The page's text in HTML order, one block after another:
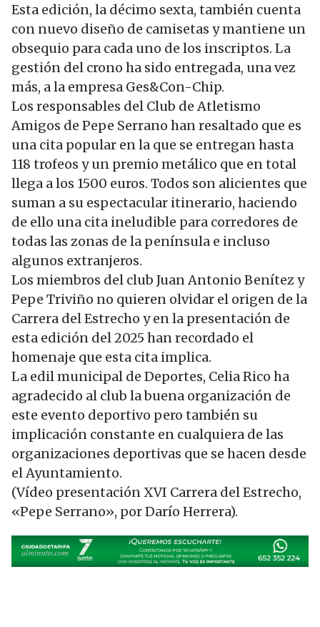
Esta edición, la décimo sexta, también cuenta
con nuevo diseño de camisetas y mantiene un
obsequio para cada uno de los inscriptos. La
gestión del crono ha sido entregada, una vez
más, a la empresa Ges&Con-Chip.
Los responsables del Club de Atletismo
Amigos de Pepe Serrano han resaltado que es
una cita popular en la que se entregan hasta
118 trofeos y un premio metálico que en total
llega a los 1500 euros. Todos son alicientes que
suman a su espectacular itinerario, haciendo
de ello una cita ineludible para corredores de
todas las zonas de la península e incluso
algunos extranjeros.
Los miembros del club Juan Antonio Benítez y
Pepe Triviño no quieren olvidar el origen de la
Carrera del Estrecho y en la presentación de
esta edición del 2025 han recordado el
homenaje que esta cita implica.
La edil municipal de Deportes, Celia Rico ha
agradecido al club la buena organización de
este evento deportivo pero también su
implicación constante en cualquiera de las
organizaciones deportivas que se hacen desde
el Ayuntamiento.
(Vídeo presentación XVI Carrera del Estrecho,
«Pepe Serrano», por Darío Herrera).